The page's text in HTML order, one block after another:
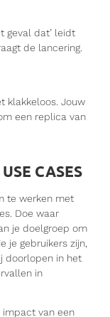
geval dat’ leidt
de lancering.
klakkeloos. Jouw
een replica van
CASES
te werken met
Doewaar
jedoelgroep om
je gebruikers zijn,
doorlopen in het
in
impact van een